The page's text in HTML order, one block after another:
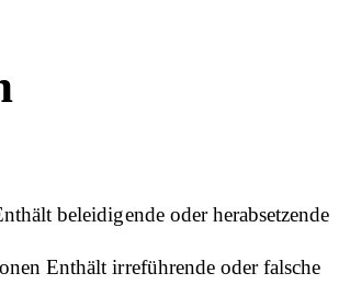
beleidigende oder herabsetzende
Enthält irreführende oder falsche